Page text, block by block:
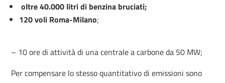
oltre 40.000 litri di benzina bruciati;
120 voli Roma-Milano;
– 10 ore di attività di una centrale a carbone da 50 MW;
Per compensare lo stesso quantitativo di emissioni sono